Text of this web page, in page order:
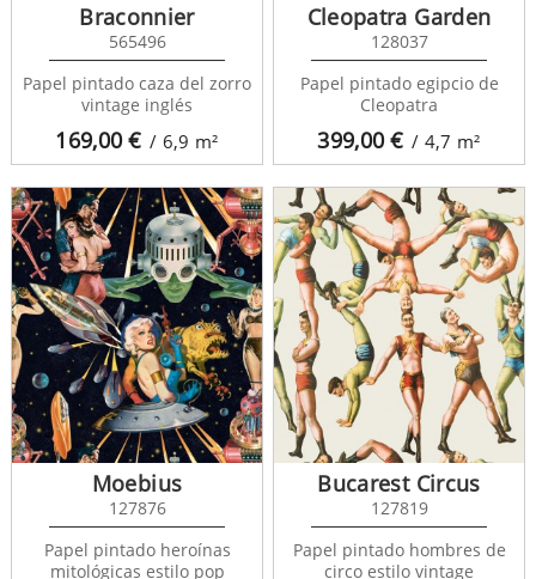
169,00€ / 6,9 m²
Braconnier
565496
Papel pintado caza del zorro
vintage inglés
399,00€ / 4,7 m²
Cleopatra Garden
128037
Papel pintado egipcio de
Cleopatra
Moebius
127876
Papel pintado heroínas
mitológicas estilo pop
Bucarest Circus
127819
Papel pintado hombres de
circo estilo vintage